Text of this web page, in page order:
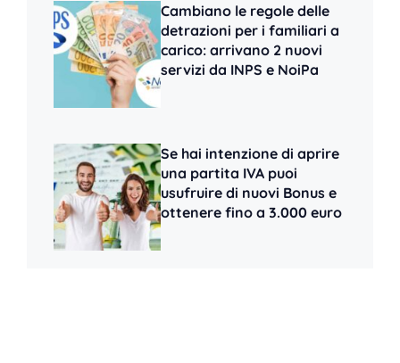
Cambiano le regole delle
detrazioni per i familiari a
carico: arrivano 2 nuovi
servizi da INPS e NoiPa
Se hai intenzione di aprire
una partita IVA puoi
usufruire di nuovi Bonus e
ottenere fino a 3.000 euro